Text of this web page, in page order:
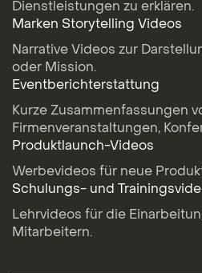
Dienstleistungen zu erklären.
Marken Storytelling Videos
Narrative Videos zur
oder Mission.
Eventberichterstattung
Kurze Zusammenfassungen
Firmenveranstaltungen,
Produktlaunch-Videos
Werbevideos für neue
Schulungs- und
Lehrvideos für die
Mitarbeitern.